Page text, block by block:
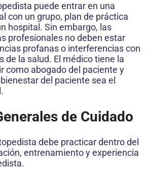
puede entrar en una
con un grupo, plan de práctica
hospital. Sin embargo, las
profesionales no deben estar
profanas o interferencias con
de la salud. El médico tiene la
como abogado del paciente y
del paciente sea el
de Cuidado
debe practicar dentro del
entrenamiento y experiencia